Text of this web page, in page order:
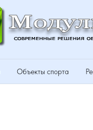
Объекты спорта